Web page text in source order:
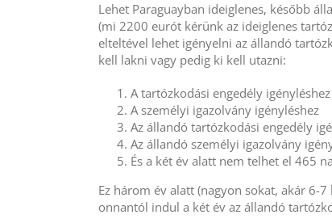
Lehet Paraguayban ideiglenes, később
(mi 2200 eurót kérünk az ideiglenes
elteltével lehet igényelni az állandó
kell lakni vagy pedig ki kell utazni:
A tartózkodási engedély igényléshez
A személyi igazolvány igényléshez
Az állandó tartózkodási engedély
Az állandó személyi igazolvány
És a két év alatt nem telhet el 465
Ez három év alatt (nagyon sokat, akár 6-
onnantól indul a két év az állandó